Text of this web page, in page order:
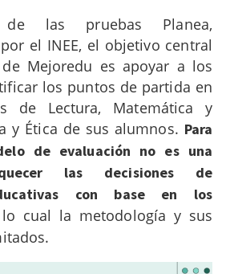
las pruebas Planea,
el INEE, el objetivo central
Mejoredu es apoyar a los
los puntos de partida en
de Lectura, Matemática y
y Ética de sus alumnos. Para
de evaluación no es una
las decisiones de
con base en los
lo cual la metodología y sus